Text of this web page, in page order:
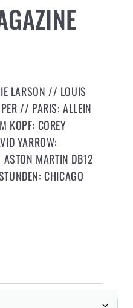
LARSON // LOUIS
// PARIS: ALLEIN
KOPF: COREY
YARROW:
MARTIN DB12
CHICAGO